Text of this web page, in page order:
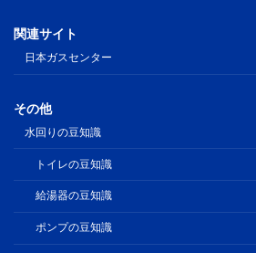
関連サイト
日本ガスセンター
その他
水回りの豆知識
トイレの豆知識
給湯器の豆知識
ポンプの豆知識